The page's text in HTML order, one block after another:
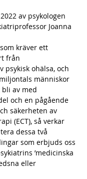
av psykologen
Joanna
kräver ett
från
psykisk ohälsa, och
människor
av med
och en pågående
säkerheten av
(ECT), så verkar
dessa två
som erbjuds oss
’medicinska
eller